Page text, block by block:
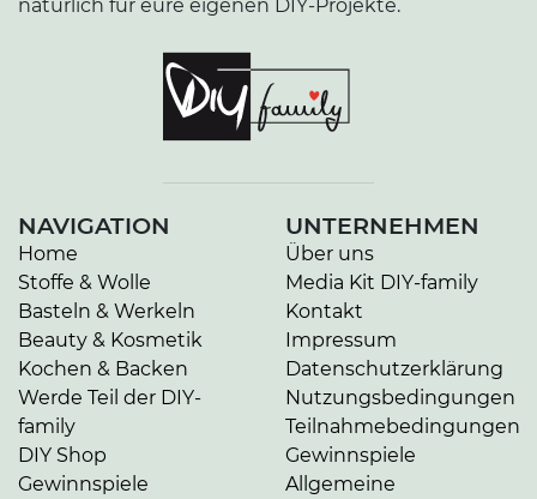
natürlich für eure eigenen DIY-Projekte.
NAVIGATION
Home
Stoffe & Wolle
Basteln & Werkeln
Beauty & Kosmetik
Kochen & Backen
Werde Teil der DIY-
family
DIY Shop
Gewinnspiele
UNTERNEHMEN
Über uns
Media Kit DIY-family
Kontakt
Impressum
Datenschutzerklärung
Nutzungsbedingungen
Teilnahmebedingungen
Gewinnspiele
Allgemeine